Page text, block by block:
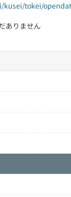
tokei/
ありません